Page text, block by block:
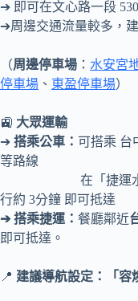
➔ 即可在文心路一段
➔周邊交通流量較多，
（周邊停車場 ： 水安宮
停車場 、 東盈停車場）
🚉 大眾運輸
➔ 搭乘公車： 可搭乘 台
等路線
在「捷運水安宮
行約 3分鐘 即可抵達
➔ 搭乘捷運： 餐廳鄰近
即可抵達。
📍 建議導航設定：「容